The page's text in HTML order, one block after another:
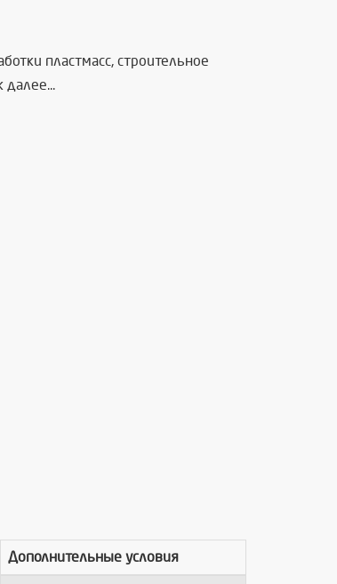
пластмасс, строительное
далее...
Дополнительные условия